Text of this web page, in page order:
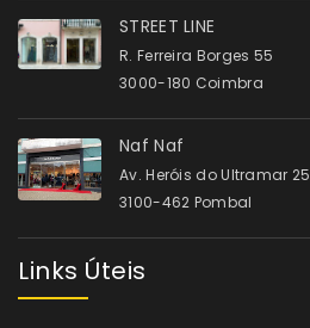
STREET LINE
R. Ferreira Borges 55
3000-180 Coimbra
Naf Naf
Av. Heróis do Ultramar 25
3100-462 Pombal
Links Úteis